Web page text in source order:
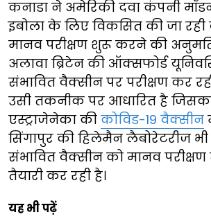
कनाडा ने अमेरिकी दवा कंपनी
इबोला के लिए विकसित की जा
मानव परीक्षण शुरू करने की
अलावा ब्रिटेन की ऑक्सफोर्ड
संभावित वैक्सीन पर परीक्षण कर
उसी तकनीक पर आधारित है
एस्ट्राजेनेका की कोविड-19 वैक्सीन
सिंगापुर की हिलेमैन लैबोरेटरीज
संभावित वैक्सीन को मानव
तैयारी कर रही है।
यह भी पढ़ें